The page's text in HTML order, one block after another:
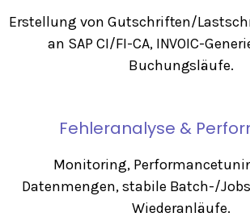
Erstellung von Gutschriften/
an SAP CI/FI-CA, INVOIC-
Buchungsläufe.
Fehleranalyse &
Monitoring,
Datenmengen, stabile Batch-/
Wiederanläufe.